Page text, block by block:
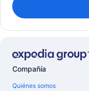
Compañía
Quiénes somos